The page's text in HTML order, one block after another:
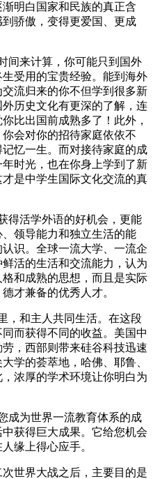
明白国家和民族的真正含
骄傲，变得更爱国、更成
间来计算，你可能只到国外
受用的宝贵经验。能到海外
流归来的你不但学到很多新
历史文化有更深的了解，连
比出国前成熟多了！此外，
会对你的招待家庭依依不
忆一生。而对接待家庭的成
时光，也在你身上学到了新
是中学生国际文化交流的真
得活学外语的好机会，更能
领导能力和独立生活的能
识。全球一流大学、一流企
活的生活和交流能力，认为
和成熟的思想，而且是实际
才兼备的优秀人才。
，和主人共同生活。在这段
而获得不同的收益。美国中
，西部则带来硅谷科技迅速
学的荟萃地，哈佛、耶鲁、
浓厚的学术环境让你明白为
成为世界一流教育体系的成
获得巨大成果。它给您机会
缘上得心应手。
世界大战之后，主要目的是